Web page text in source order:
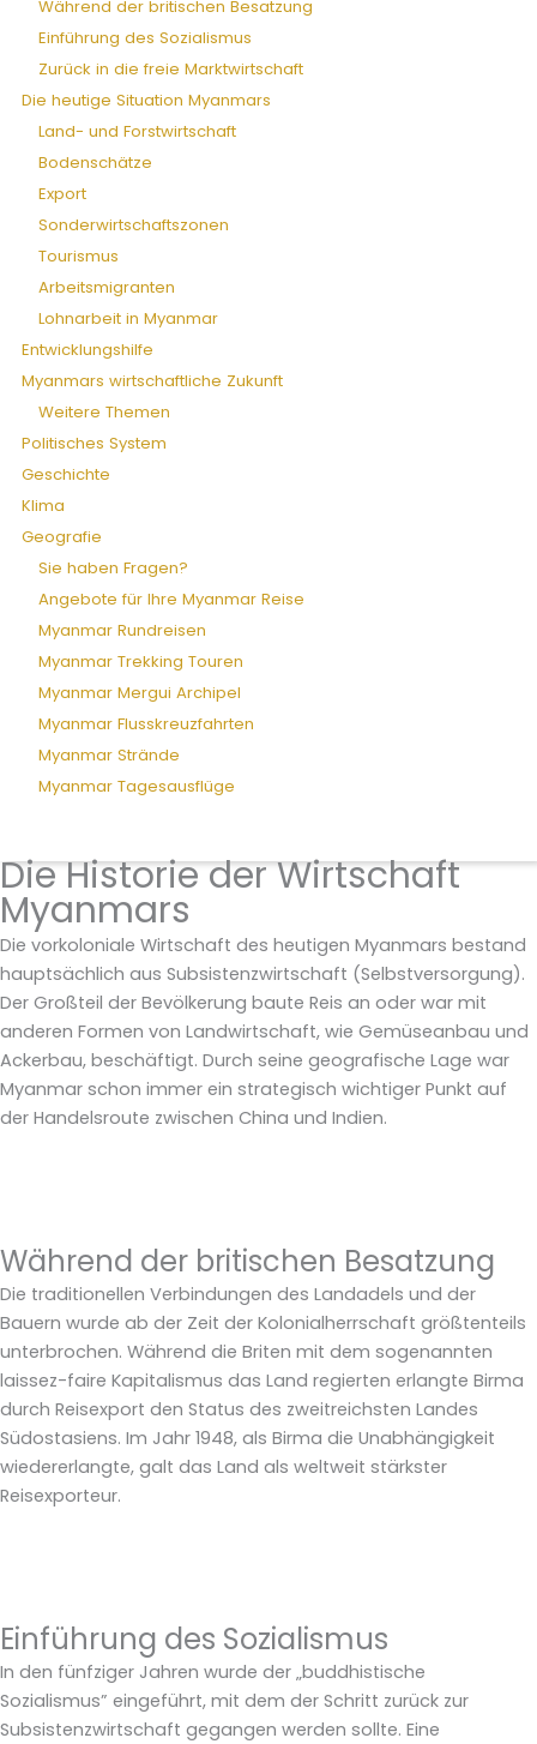
Während der britischen Besatzung
Einführung des Sozialismus
Zurück in die freie Marktwirtschaft
Die heutige Situation Myanmars
Land- und Forstwirtschaft
Bodenschätze
Export
Sonderwirtschaftszonen
Tourismus
Arbeitsmigranten
Lohnarbeit in Myanmar
Entwicklungshilfe
Myanmars wirtschaftliche Zukunft
Weitere Themen
Politisches System
Geschichte
Klima
Geografie
Sie haben Fragen?
Angebote für Ihre Myanmar Reise
Myanmar Rundreisen
Myanmar Trekking Touren
Myanmar Mergui Archipel
Myanmar Flusskreuzfahrten
Myanmar Strände
Myanmar Tagesausflüge
Die Historie der Wirtschaft
Myanmars
Die vorkoloniale Wirtschaft des heutigen Myanmars bestand
hauptsächlich aus Subsistenzwirtschaft (Selbstversorgung).
Der Großteil der Bevölkerung baute Reis an oder war mit
anderen Formen von Landwirtschaft, wie Gemüseanbau und
Ackerbau, beschäftigt. Durch seine geografische Lage war
Myanmar schon immer ein strategisch wichtiger Punkt auf
der Handelsroute zwischen China und Indien.
Während der britischen Besatzung
Die traditionellen Verbindungen des Landadels und der
Bauern wurde ab der Zeit der Kolonialherrschaft größtenteils
unterbrochen. Während die Briten mit dem sogenannten
laissez-faire Kapitalismus das Land regierten erlangte Birma
durch Reisexport den Status des zweitreichsten Landes
Südostasiens. Im Jahr 1948, als Birma die Unabhängigkeit
wiedererlangte, galt das Land als weltweit stärkster
Reisexporteur.
Einführung des Sozialismus
In den fünfziger Jahren wurde der „buddhistische
Sozialismus” eingeführt, mit dem der Schritt zurück zur
Subsistenzwirtschaft gegangen werden sollte. Eine